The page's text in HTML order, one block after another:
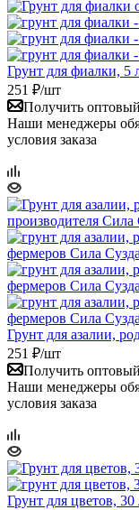
Грунт для фиалки, 5
251 ₽/шт
Получить
Наши менеджеры
условия заказа
Грунт для азалии,
251 ₽/шт
Получить
Наши менеджеры
условия заказа
Грунт для цветов,